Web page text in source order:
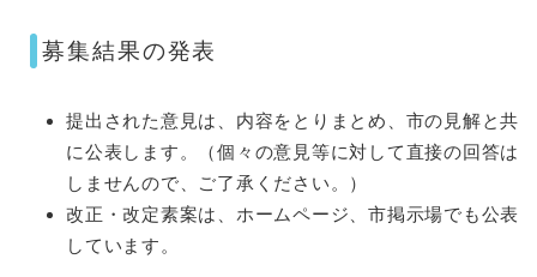
募集結果の発表
提出された意見は、内容をとりまとめ、市の見解と共
に公表します。（個々の意見等に対して直接の回答は
しませんので、ご了承ください。）
改正・改定素案は、ホームページ、市掲示場でも公表
しています。​